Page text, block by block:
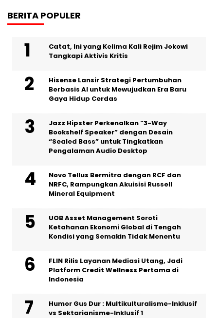
BERITA POPULER
Catat, Ini yang Kelima Kali Rejim Jokowi
Tangkapi Aktivis Kritis
Hisense Lansir Strategi Pertumbuhan
Berbasis AI untuk Mewujudkan Era Baru
Gaya Hidup Cerdas
Jazz Hipster Perkenalkan “3-Way
Bookshelf Speaker” dengan Desain
“Sealed Bass” untuk Tingkatkan
Pengalaman Audio Desktop
Novo Tellus Bermitra dengan RCF dan
NRFC, Rampungkan Akuisisi Russell
Mineral Equipment
UOB Asset Management Soroti
Ketahanan Ekonomi Global di Tengah
Kondisi yang Semakin Tidak Menentu
FLIN Rilis Layanan Mediasi Utang, Jadi
Platform Credit Wellness Pertama di
Indonesia
Humor Gus Dur : Multikulturalisme-Inklusif
vs Sektarianisme-Inklusif 1